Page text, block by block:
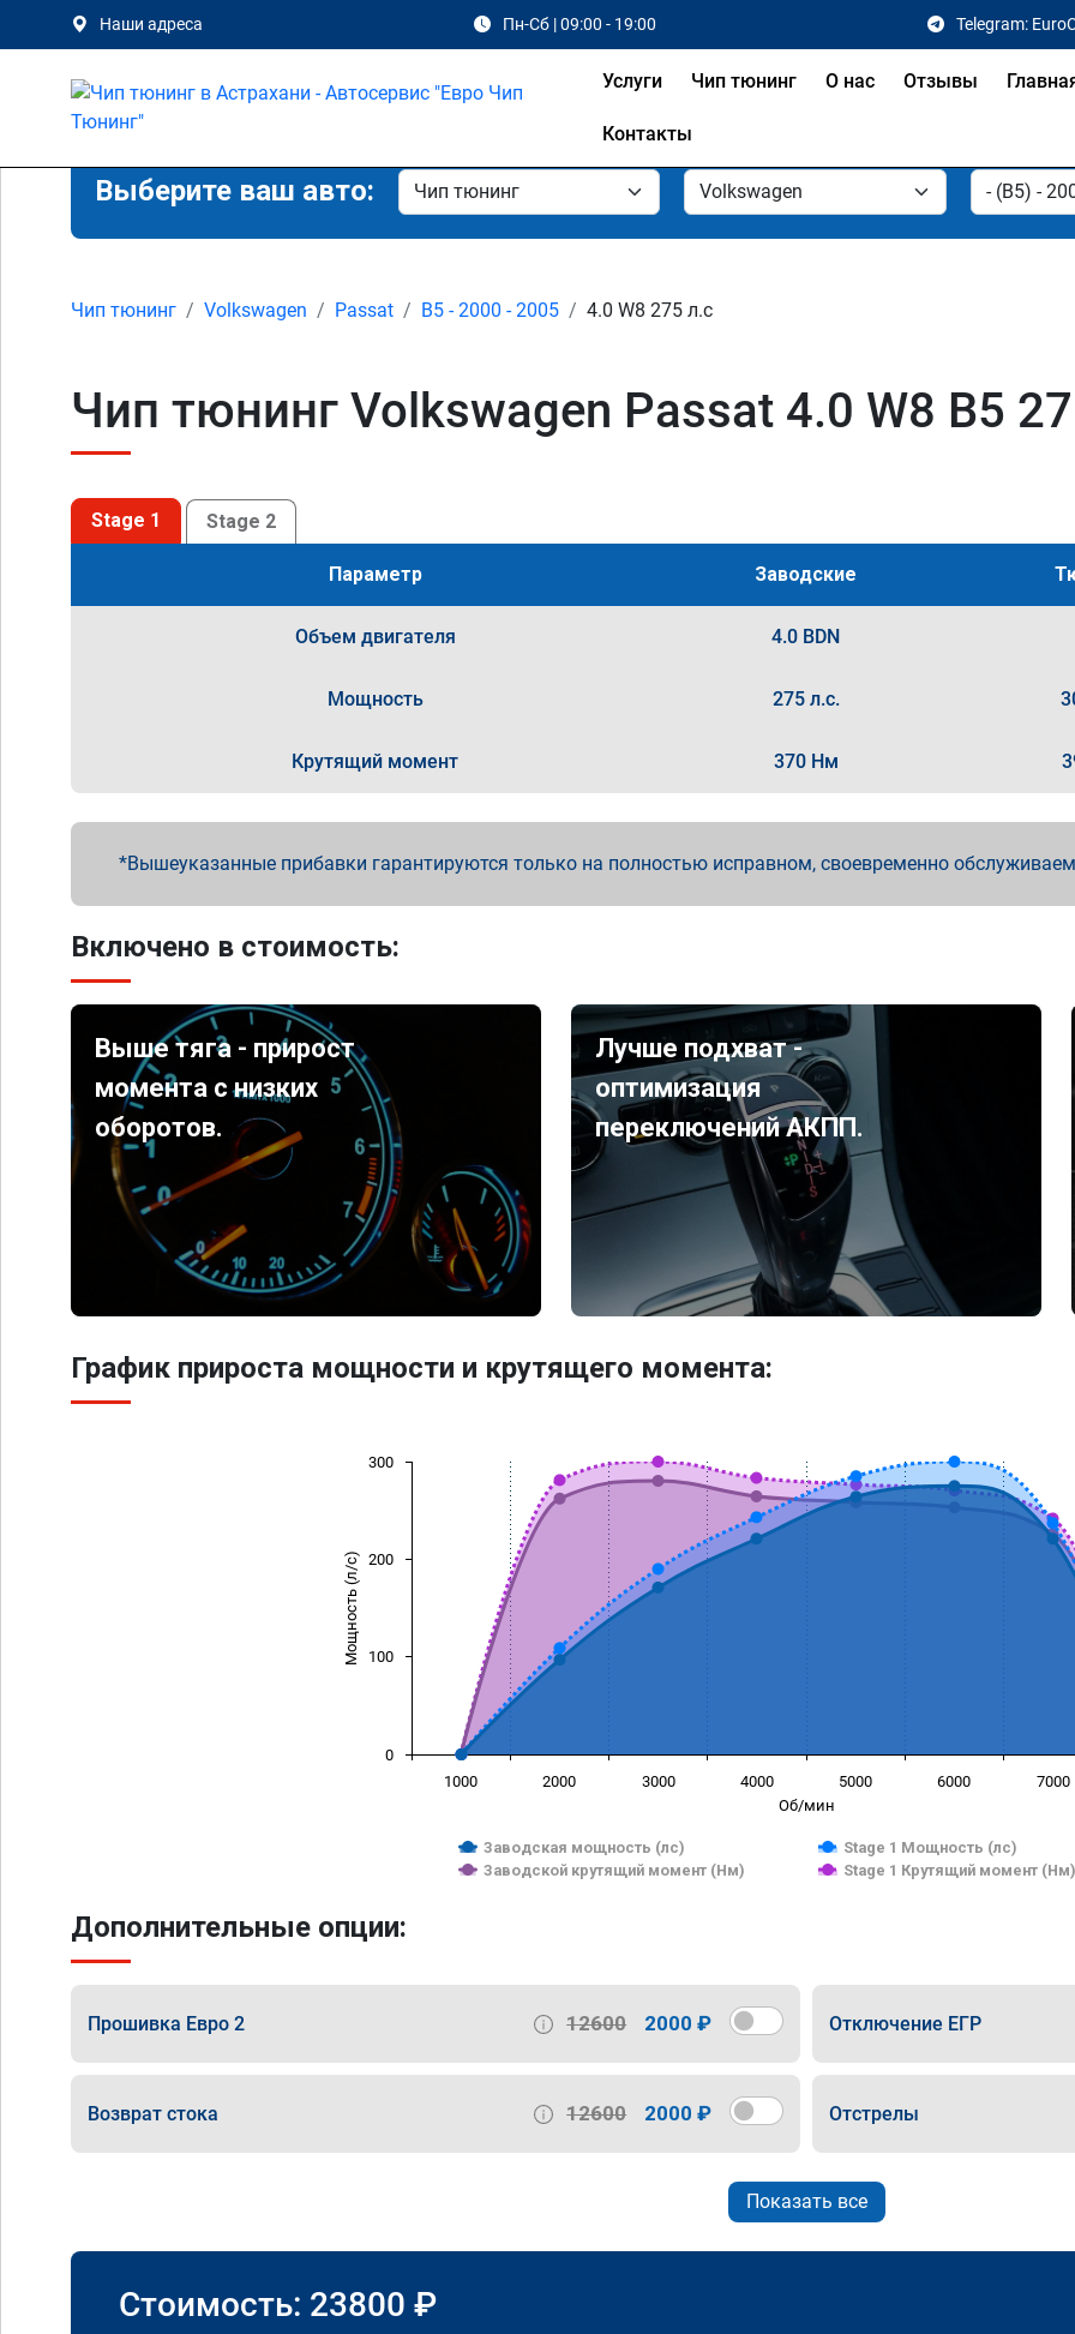
Наши адреса Пн-Сб | 09:00 - 19:00 Telegram:
Услуги Чип тюнинг О нас Отзывы
Контакты
Выберите ваш авто:
Чип тюнинг Volkswagen Passat B5 - 2000 - 2005 4.0 W8 275 л.с
Чип тюнинг Volkswagen Passat 4.0 W8 B5
Stage 1 Stage 2
Параметр Заводские
Объем двигателя 4.0 BDN
Мощность 275 л.с.
Крутящий момент 370 Нм
Вышеуказанные прибавки гарантируются только на полностью исправном, своевременно
Включено в стоимость:
Выше тяга - прирост
момента с низких
оборотов.
Лучше подхват -
оптимизация
переключений АКПП.
График прироста мощности и крутящего момента:
Об/мин
Мощность (л/с)
Заводская мощность (лс)
Stage 1 Мощность (лс)
Заводской крутящий момент (Нм)
Stage 1 Крутящий момент (Нм)
1000 2000 3000 4000 5000 6000 7000
0
100
200
300
Дополнительные опции:
Прошивка Евро 2 12600 2000 ₽ Отключение ЕГР
Возврат стока 12600 2000 ₽ Отстрелы
Показать все
Стоимость: 23800 ₽